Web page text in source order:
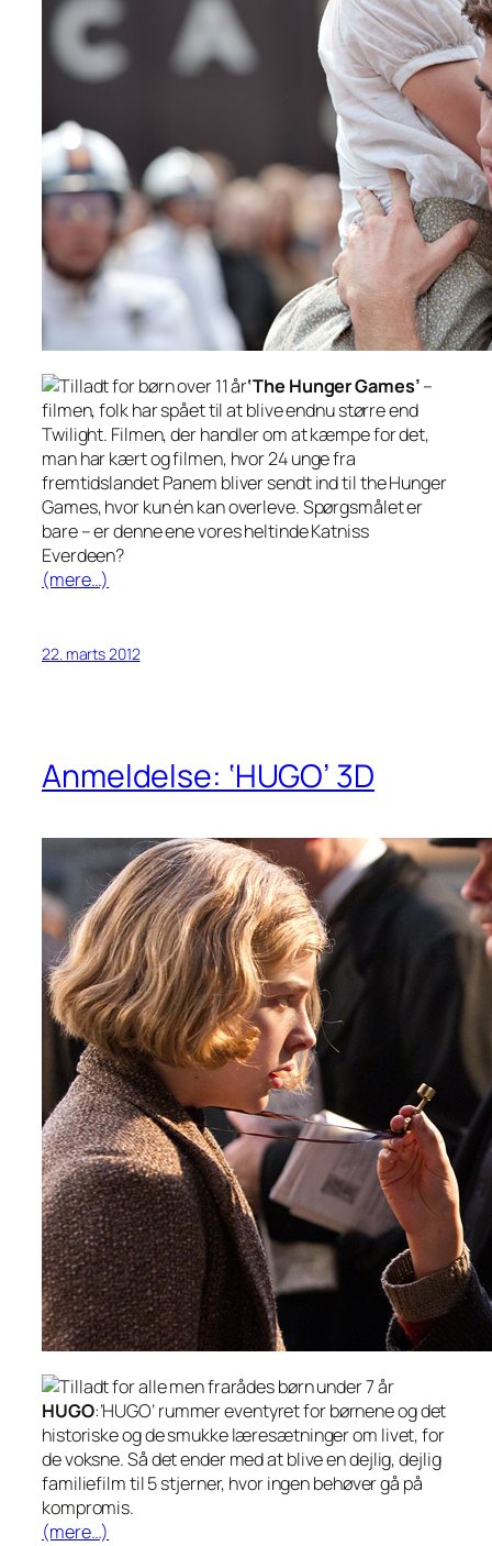
‘The Hunger Games’–
filmen, folk har spået til at blive endnu større end
Twilight. Filmen, der handler om at kæmpe for det,
man har kært og filmen, hvor 24 unge fra
fremtidslandet Panem bliver sendt ind til the Hunger
Games, hvor kun én kan overleve. Spørgsmålet er
bare – er denne ene vores heltinde Katniss
Everdeen?
(mere…)
22. marts 2012
Anmeldelse: ‘HUGO’ 3D
HUGO:’HUGO’ rummer eventyret for børnene og det
historiske og de smukke læresætninger om livet, for
de voksne. Så det ender med at blive en dejlig, dejlig
familiefilm til 5 stjerner, hvor ingen behøver gå på
kompromis.
(mere…)